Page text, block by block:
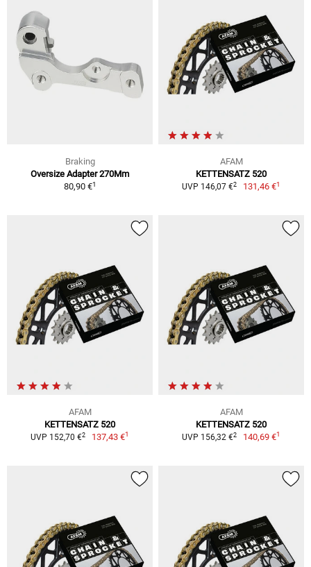
Braking
Oversize Adapter 270Mm
80,90 €1
AFAM
KETTENSATZ 520
UVP 146,07 €2 131,46 €1
AFAM
KETTENSATZ 520
UVP 152,70 €2 137,43 €1
AFAM
KETTENSATZ 520
UVP 156,32 €2 140,69 €1